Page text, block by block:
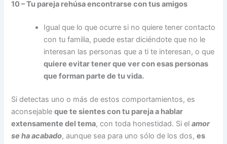
10 – Tu pareja rehúsa encontrarse con tus amigos
Igual que lo que ocurre si no quiere tener contacto
con tu familia, puede estar diciéndote que no le
interesan las personas que a ti te interesan, o que
quiere evitar tener que ver con esas personas
que forman parte de tu vida.
Si detectas uno o más de estos comportamientos, es
aconsejableque te sientes con tu pareja a hablar
extensamente del tema, con toda honestidad. Si elamor
se ha acabado, aunque sea para uno sólo de los dos,es